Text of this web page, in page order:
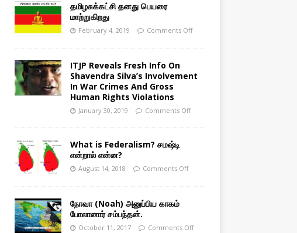
தமிழசுக்கட்சி தனது பெயரை
மாற்றுகிறது
February 4, 2019 Comments Off
ITJP Reveals Fresh Info On
Shavendra Silva’s Involvement
In War Crimes And Gross
Human Rights Violations
January 30, 2019 Comments Off
What is Federalism? சமஷ்டி
என்றால் என்ன?
August 14, 2018 Comments Off
நோவா (Noah) அனுப்பிய காகம்
போலானார் சம்பந்தன்.
October 11, 2017 Comments Off